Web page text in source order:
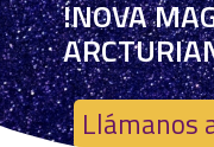
!NOVA
Llámanos